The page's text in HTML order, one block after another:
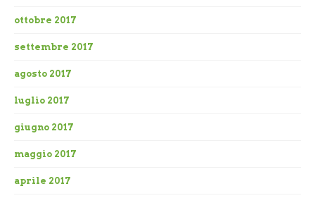
ottobre 2017
settembre 2017
agosto 2017
luglio 2017
giugno 2017
maggio 2017
aprile 2017